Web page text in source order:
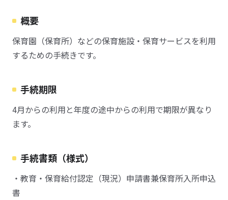
概要
保育園（保育所）などの保育施設・保育サービスを利用
するための手続きです。
手続期限
4月からの利用と年度の途中からの利用で期限が異なり
ます。
手続書類（様式）
・教育・保育給付認定（現況）申請書兼保育所入所申込
書